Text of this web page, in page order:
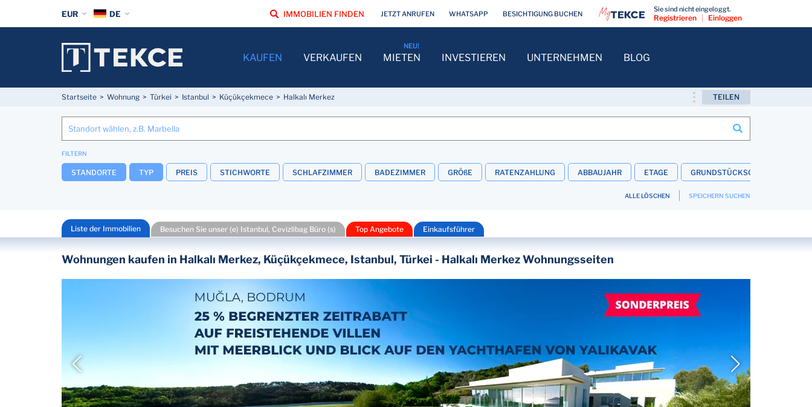
Startseite Wohnung Türkei Istanbul Küçükçekmece Halkalı Merkez TEILEN
FILTERN
STANDORTE TYP PREIS STICHWORTE SCHLAFZIMMER BADEZIMMER GRÖßE RATENZAHLUNG ABBAUJAHR ETAGE GRUNDSTÜCKSGRÖSSE
ALLE LÖSCHEN SPEICHERN SUCHEN
Liste der Immobilien Besuchen Sie unser (e) Istanbul, Cevizlibag Büro (s) Top Angebote Einkaufsführer
Wohnungen kaufen in Halkalı Merkez, Küçükçekmece, Istanbul, Türkei - Halkalı Merkez Wohnungsseiten
EUR DE
KAUFEN VERKAUFEN MIETEN INVESTIEREN UNTERNEHMEN BLOG
IMMOBILIEN FINDEN JETZT ANRUFEN WHATSAPP BESICHTIGUNG BUCHEN
Sie sind nicht eingeloggt.
Registrieren Einloggen